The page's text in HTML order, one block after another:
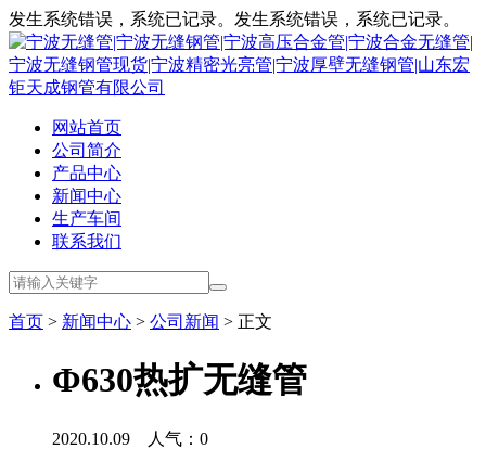
发生系统错误，系统已记录。发生系统错误，系统已记录。
网站首页
公司简介
产品中心
新闻中心
生产车间
联系我们
首页 > 新闻中心 > 公司新闻 > 正文
Φ630热扩无缝管
2020.10.09 人气： 0